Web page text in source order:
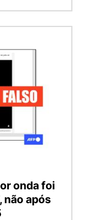
onda foi
não após